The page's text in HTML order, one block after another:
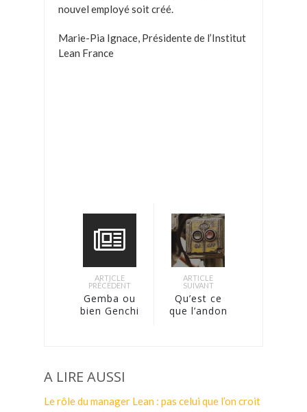
nouvel employé soit créé.
Marie-Pia Ignace, Présidente de l’Institut
Lean France
ARTICLE
PRÉCÉDENT
Gemba ou
bien Genchi
ARTICLE
SUIVANT
Qu’est ce
que l’andon
A LIRE AUSSI
Le rôle du manager Lean : pas celui que l’on croit